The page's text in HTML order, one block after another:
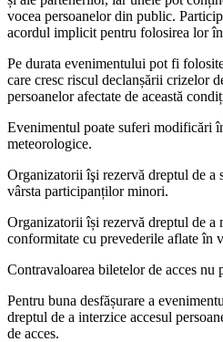
vocea persoanelor din public.
acordul implicit pentru folosirea lor în
Pe durata evenimentului pot fi
care cresc riscul declanșării crizelor
persoanelor afectate de această
Evenimentul poate suferi modificări
meteorologice.
Organizatorii îşi rezervă dreptul de a
vârsta participanților minori.
Organizatorii își rezervă dreptul de a
conformitate cu prevederile aflate în
Contravaloarea biletelor de acces nu
Pentru buna desfășurare a
dreptul de a interzice accesul
de acces.